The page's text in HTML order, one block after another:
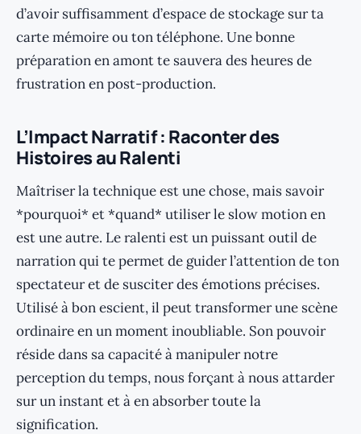
d’avoir suffisamment d’espace de stockage sur ta
carte mémoire ou ton téléphone. Une bonne
préparation en amont te sauvera des heures de
frustration en post-production.
L’Impact Narratif : Raconter des
Histoires au Ralenti
Maîtriser la technique est une chose, mais savoir
*pourquoi* et *quand* utiliser le slow motion en
est une autre. Le ralenti est un puissant outil de
narration qui te permet de guider l’attention de ton
spectateur et de susciter des émotions précises.
Utilisé à bon escient, il peut transformer une scène
ordinaire en un moment inoubliable. Son pouvoir
réside dans sa capacité à manipuler notre
perception du temps, nous forçant à nous attarder
sur un instant et à en absorber toute la
signification.